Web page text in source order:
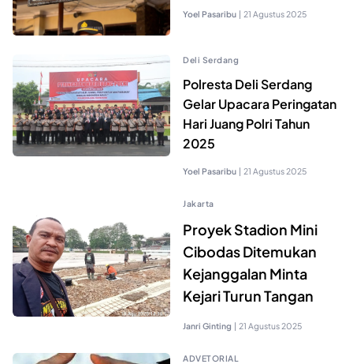
Yoel Pasaribu | 21 Agustus 2025
Deli Serdang
Polresta Deli Serdang
Gelar Upacara Peringatan
Hari Juang Polri Tahun
2025
Yoel Pasaribu | 21 Agustus 2025
Jakarta
Proyek Stadion Mini
Cibodas Ditemukan
Kejanggalan Minta
Kejari Turun Tangan
Janri Ginting | 21 Agustus 2025
ADVETORIAL